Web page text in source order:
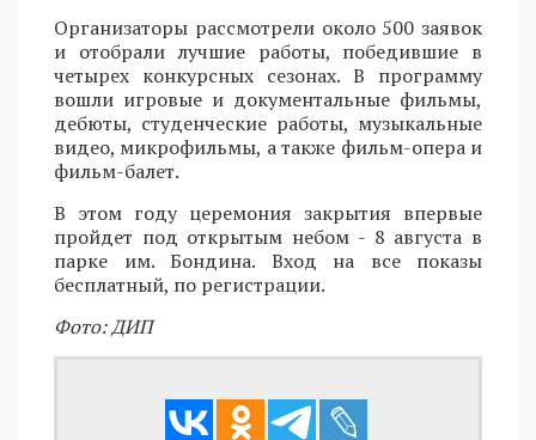
Организаторы рассмотрели около 500 заявок
и отобрали лучшие работы, победившие в
четырех конкурсных сезонах. В программу
вошли игровые и документальные фильмы,
дебюты, студенческие работы, музыкальные
видео, микрофильмы, а также фильм-опера и
фильм-балет.
В этом году церемония закрытия впервые
пройдет под открытым небом - 8 августа в
парке им. Бондина. Вход на все показы
бесплатный, по регистрации.
Фото: ДИП